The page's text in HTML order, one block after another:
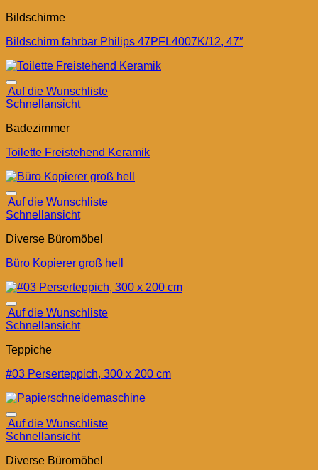
Bildschirme
Bildschirm fahrbar Philips 47PFL4007K/12, 47″
Auf die Wunschliste
Schnellansicht
Badezimmer
Toilette Freistehend Keramik
Auf die Wunschliste
Schnellansicht
Diverse Büromöbel
Büro Kopierer groß hell
Auf die Wunschliste
Schnellansicht
Teppiche
#03 Perserteppich, 300 x 200 cm
Auf die Wunschliste
Schnellansicht
Diverse Büromöbel